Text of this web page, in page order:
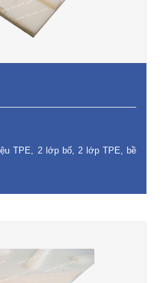
TPE, 2 lớp bố, 2 lớp TPE, bề